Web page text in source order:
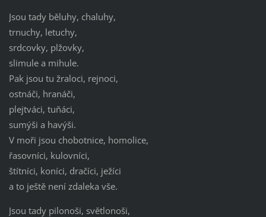
Jsou tady běluhy, chaluhy,
trnuchy, letuchy,
srdcovky, plžovky,
slimule a mihule.
Pak jsou tu žraloci, rejnoci,
ostnáči, hranáči,
plejtváci, tuňáci,
sumýši a havýši.
V moři jsou chobotnice, homolice,
řasovníci, kulovníci,
štítníci, koníci, dračíci, ježíci
a to ještě není zdaleka vše.
Jsou tady pilonoši, světlonoši,